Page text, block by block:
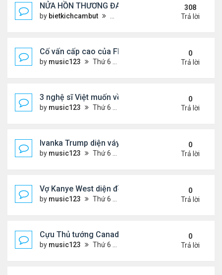
NỬA HỒN THƯƠNG ĐAU..
by bietkichcambut
308
Trả lời
Cố vấn cấp cao của FIFA từ chức để phán đối
by music123 Thứ 6 Tháng 7 31, 2026 7:15 pm
0
Trả lời
3 nghệ sĩ Việt muốn về VN nhưng số phận an bài
by music123 Thứ 6 Tháng 7 31, 2026 6:41 pm
0
Trả lời
Ivanka Trump diện váy hở eo táo bạo, khoe vòng
by music123 Thứ 6 Tháng 7 31, 2026 6:29 pm
0
Trả lời
Vợ Kanye West diện đồ xẻ bạo, dự tiệc ở đảo Ibiza
by music123 Thứ 6 Tháng 7 31, 2026 6:26 pm
0
Trả lời
Cựu Thủ tướng Canada đắm đuối khóa môi Katy
by music123 Thứ 6 Tháng 7 31, 2026 6:20 pm
0
Trả lời